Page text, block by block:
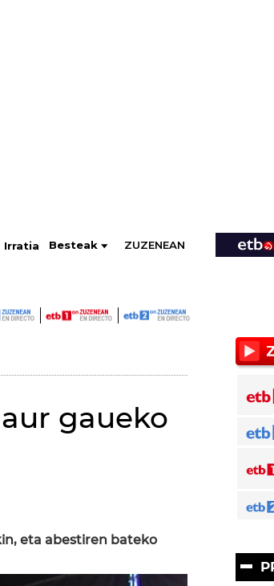
Irratia Besteak ZUZENEAN
gaueko
eta abestiren bateko